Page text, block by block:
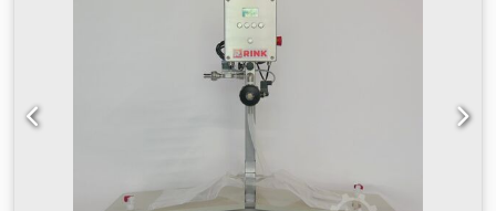
Ергономічна та гігієнічна робота * Компактний блок на
рухомій рамі RINK – Домашні соковарні – повністю під ваші
потреби: * Домашні соковарні Standard оснащені ручним
млином для фруктів і забезпечують продуктивність до
приблизно 70 літрів на годину. * Домашні соковарні Super
оснащені стругачем-млином RINK і забезпечують
продуктивність до приблизно 150 літрів на годину.